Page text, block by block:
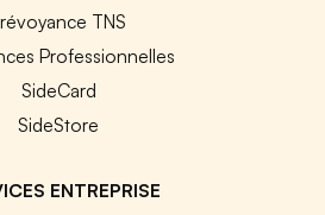
TNS
Professionnelles
SideCard
SideStore
ENTREPRISE